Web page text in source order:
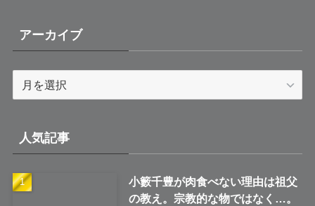
アーカイブ
ブ
人気記事
小籔千豊が肉食べない理由は祖父
の教え。宗教的な物ではなく…。